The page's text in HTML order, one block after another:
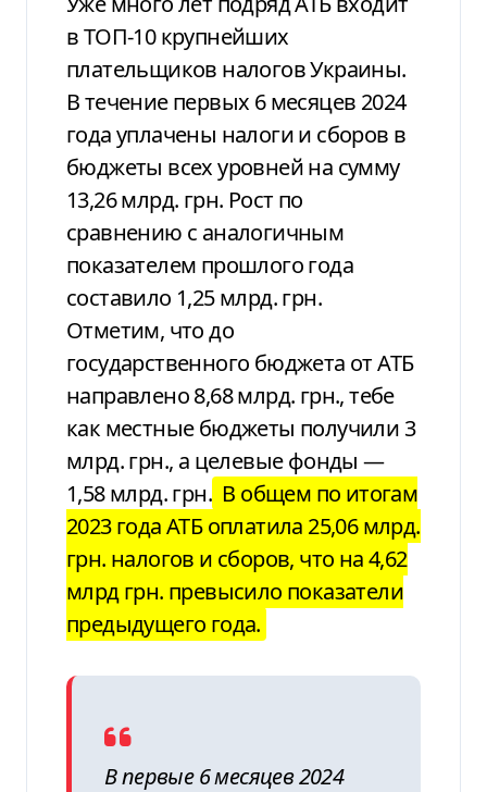
в ТОП-10 крупнейших
плательщиков налогов Украины.
В течение первых 6 месяцев 2024
года уплачены налоги и сборов в
бюджеты всех уровней на сумму
13,26 млрд. грн. Рост по
сравнению с аналогичным
показателем прошлого года
составило 1,25 млрд. грн.
Отметим, что до
государственного бюджета от АТБ
направлено8,68 млрд. грн., тебе
как местные бюджеты получили 3
млрд. грн., а целевые фонды —
1,58 млрд. грн. В общем по итогам
2023 года АТБ оплатила 25,06 млрд.
грн. налогов и сборов, что на4,62
млрд грн. превысило показатели
предыдущего года.
В первые 6 месяцев 2024